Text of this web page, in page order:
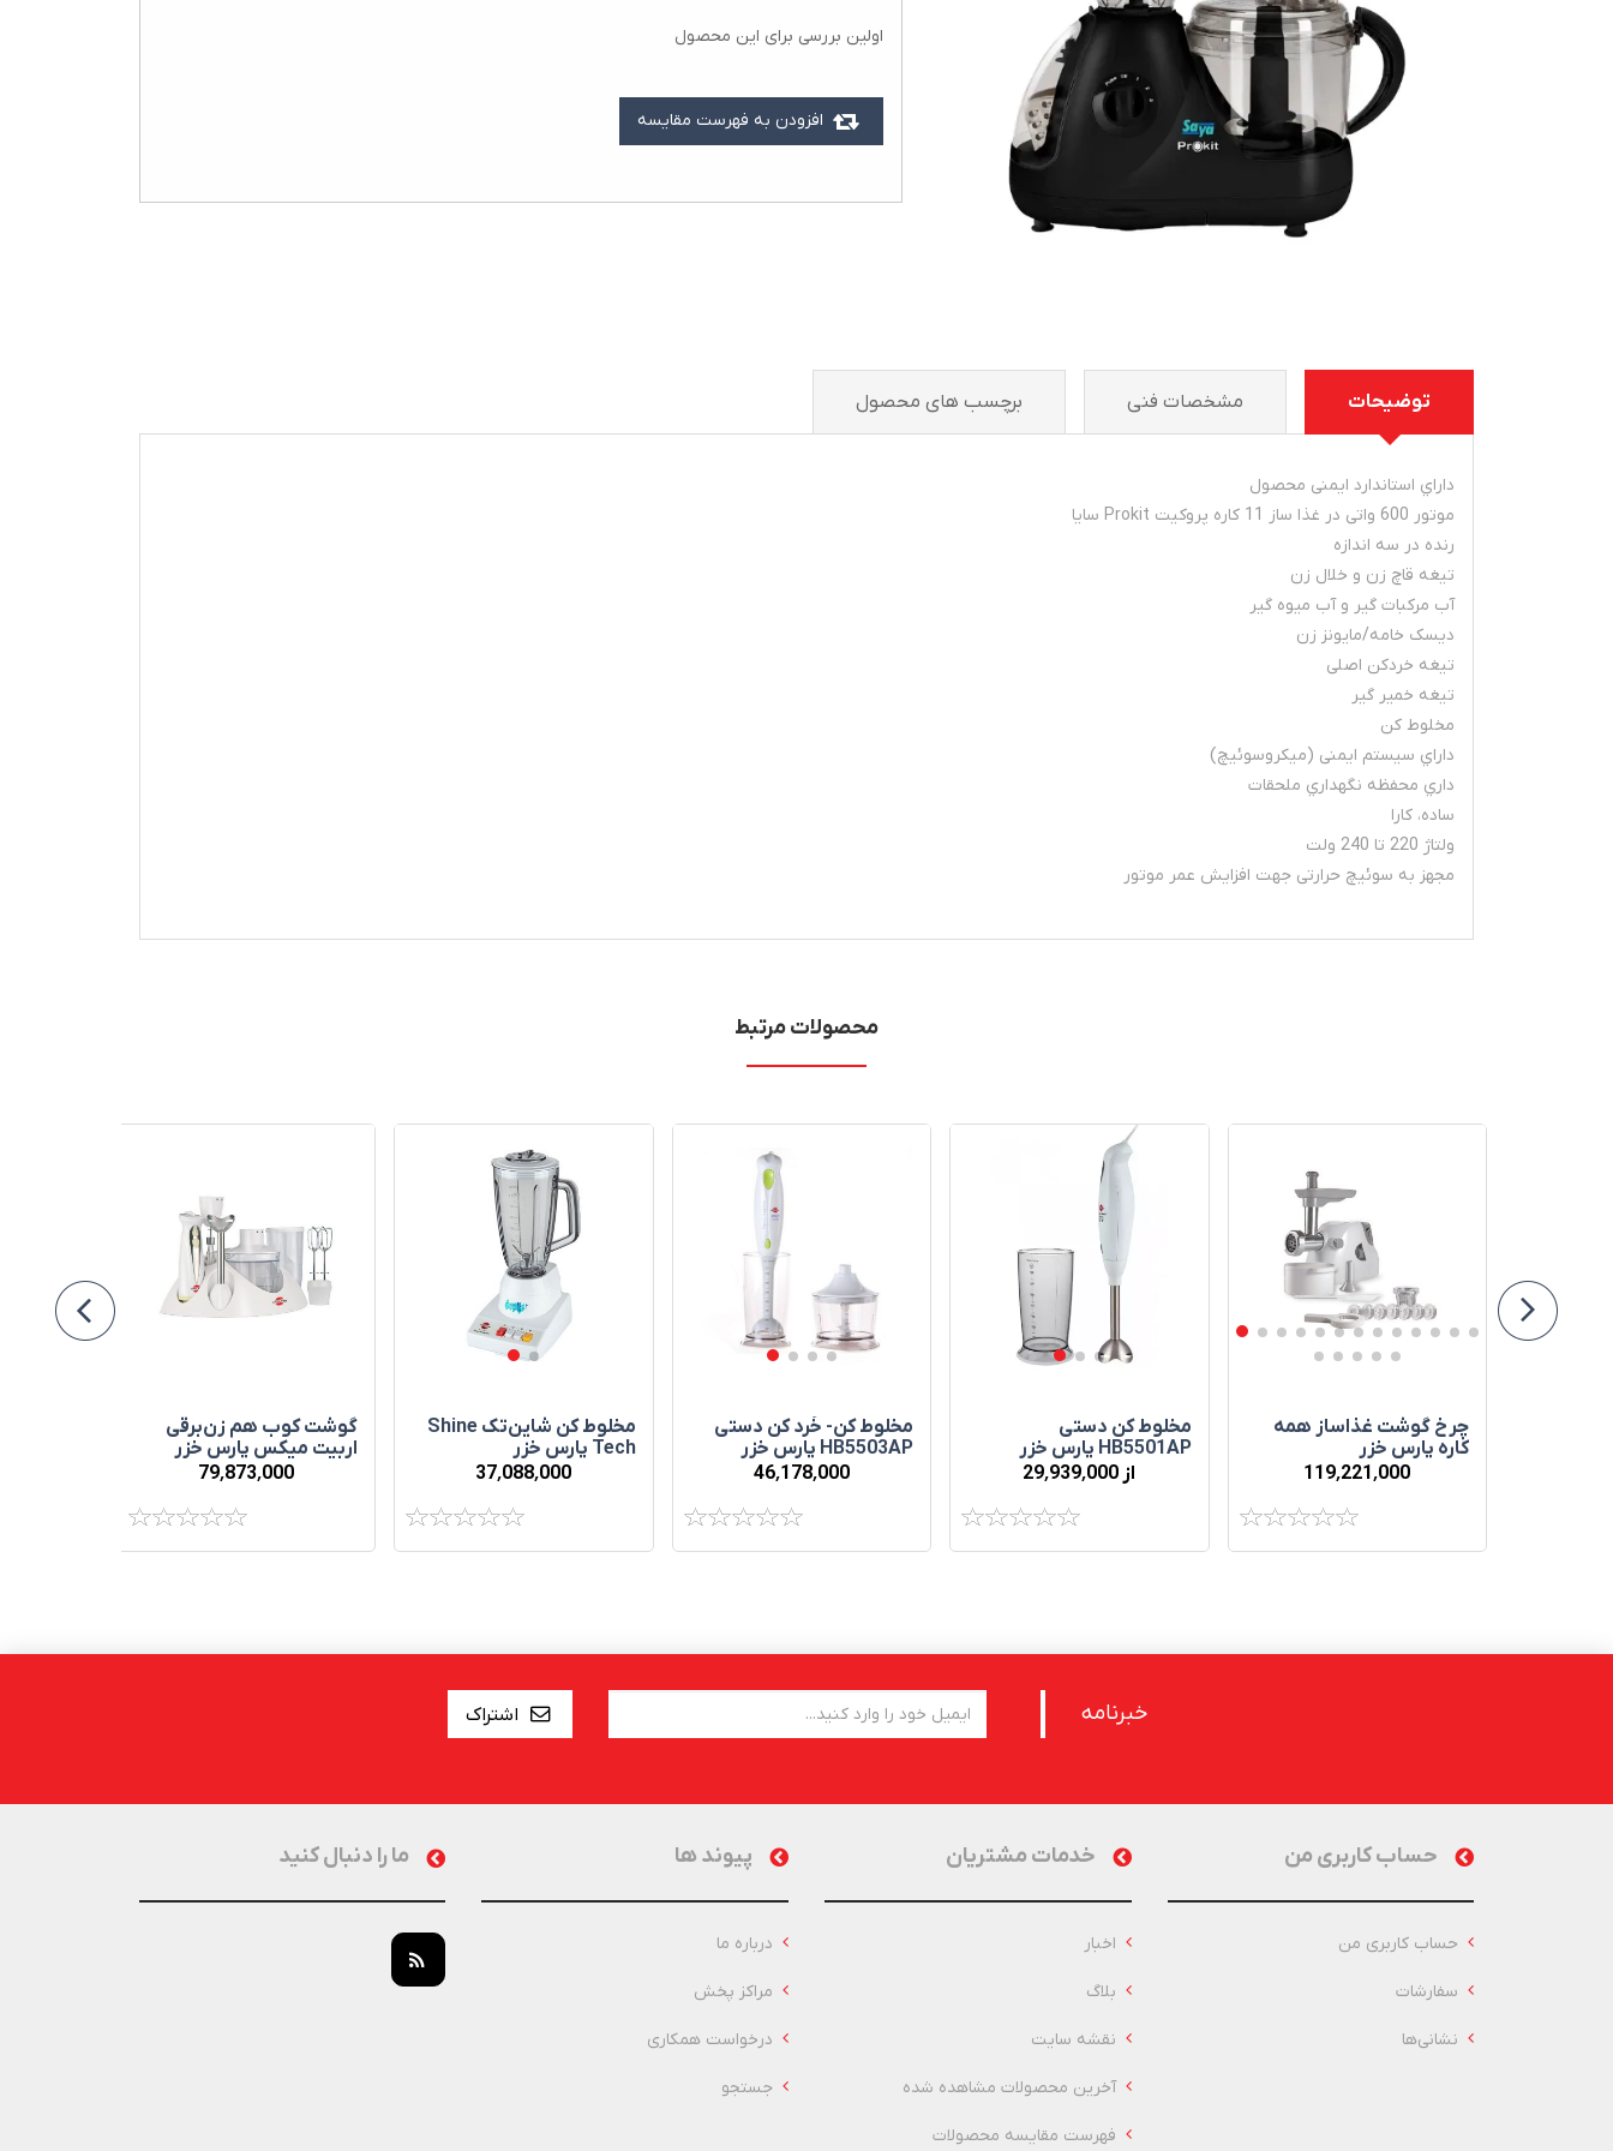
افزودن به فهرست مقایسه
اولین بررسی برای این محصول
توضیحات مشخصات فنی برچسب های محصول
داراي استاندارد ایمنی محصول
موتور 600 واتی در غذا ساز 11 کاره پروکيت Prokit سایا
رنده در سه اندازه
تیغه قاچ زن و خلال زن
آب مرکبات گیر و آب میوه گیر
دیسک خامه/مایونز زن
تیغه خردکن اصلی
تیغه خمیر گیر
مخلوط کن
داراي سیستم ایمنی (میکروسوئیچ)
داري محفظه نگهداري ملحقات
ساده، کارا
ولتاژ 220 تا 240 ولت
مجهز به سوئیچ حرارتی جهت افزایش عمر موتور
محصولات مرتبط
چرخ‌ گوشت غذاساز همه
کاره پارس خزر
119٬221٬000
مخلوط کن دستی
HB5501AP پارس خزر
از 29٬939٬000
مخلوط‌ کن- خُرد کن دستی
HB5503AP پارس خزر
46٬178٬000
مخلوط‌ کن شاين‌تک Shine
Tech پارس خزر
37٬088٬000
گوشت‌ کوب هم‌ زن‌برقی
‌اربيت ميکس پارس خزر
79٬873٬000
خبرنامه اشتراک
حساب کاربری من
حساب کاربری من
سفارشات
نشانی‌ها
خدمات مشتریان
اخبار
بلاگ
نقشه سایت
آخرین محصولات مشاهده شده
فهرست مقایسه محصولات
پیوند ها
درباره ما
مراکز پخش
درخواست همکاری
جستجو
ما را دنبال کنید